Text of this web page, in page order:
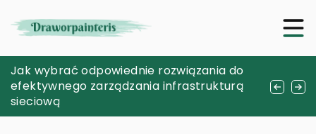
Jak pielęgnować i dbać o meble wykonane
z naturalnej skóry?
Jak wybrać odpowiednie rozwiązania do
efektywnego zarządzania infrastrukturą
sieciową
Jak stworzyć wyjątkowy album na zdjęcia,
który będzie pamiątką na lata?